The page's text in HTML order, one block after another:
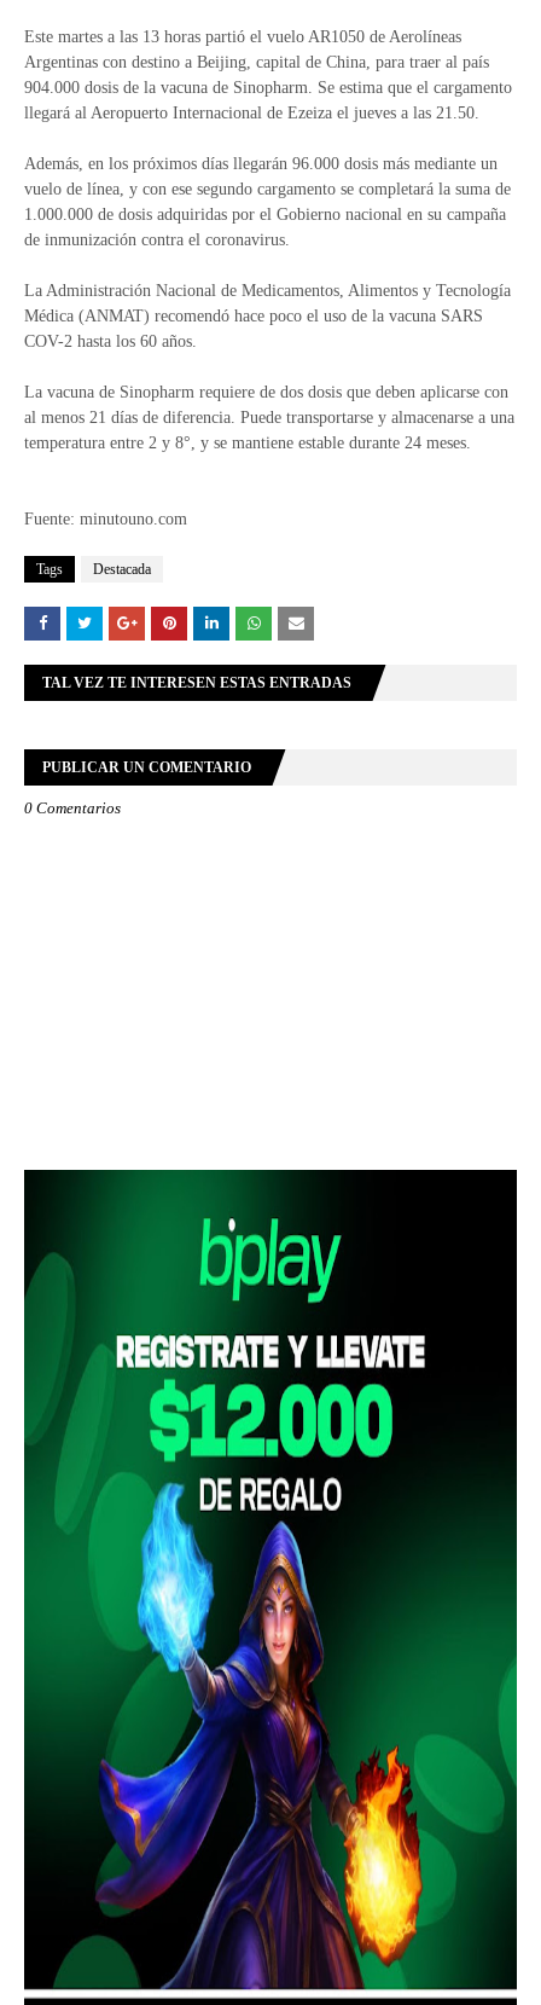
Este martes a las 13 horas partió el vuelo AR1050 de Aerolíneas
Argentinas con destino a Beijing, capital de China, para traer al país
904.000 dosis de la vacuna de Sinopharm. Se estima que el cargamento
llegará al Aeropuerto Internacional de Ezeiza el jueves a las 21.50.
Además, en los próximos días llegarán 96.000 dosis más mediante un
vuelo de línea, y con ese segundo cargamento se completará la suma de
1.000.000 de dosis adquiridas por el Gobierno nacional en su campaña
de inmunización contra el coronavirus.
La Administración Nacional de Medicamentos, Alimentos y Tecnología
Médica (ANMAT) recomendó hace poco el uso de la vacuna SARS
COV-2 hasta los 60 años.
La vacuna de Sinopharm requiere de dos dosis que deben aplicarse con
al menos 21 días de diferencia. Puede transportarse y almacenarse a una
temperatura entre 2 y 8°, y se mantiene estable durante 24 meses.
Fuente: minutouno.com
Tags Destacada
TAL VEZ TE INTERESEN ESTAS ENTRADAS
PUBLICAR UN COMENTARIO
0 Comentarios